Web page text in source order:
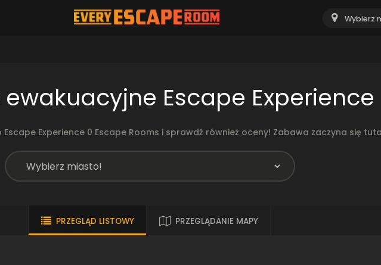
Wybierz
ewakuacyjne Escape Experience
Escape Experience 0 Escape Rooms i sprawdź również oceny! Zabawa zaczyna się
PRZEGLĄD LISTOWY PRZEGLĄDANIE MAPY